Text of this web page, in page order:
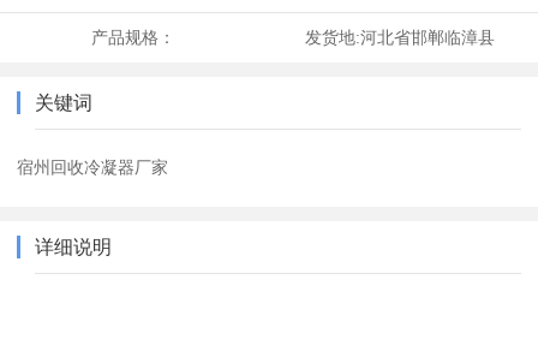
产品规格： 发货地:河北省邯郸临漳县
关键词
宿州回收冷凝器厂家
详细说明